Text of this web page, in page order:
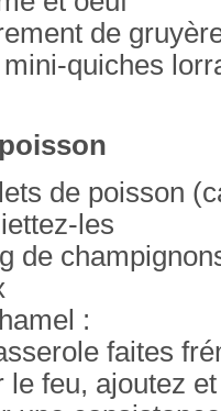
de
quiches
de poisson
les
de
:
faites
le feu, ajoutez